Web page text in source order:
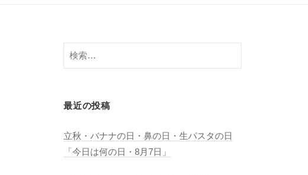
検
索:
最近の投稿
立秋・バナナの日・鼻の日・生パスタの日
「今日は何の日・8月7日」